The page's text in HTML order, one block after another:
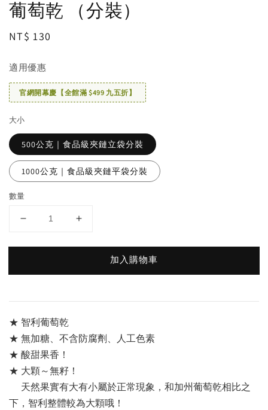
葡萄乾 （分裝）
Regular
NT$ 130
適用優惠
官網開幕慶【全館滿 $499 九五折】
大小
500公克｜食品級夾鏈立袋分裝
1000公克｜食品級夾鏈平袋分裝
數量
加入購物車
★ 智利葡萄乾
★ 無加糖、不含防腐劑、人工色素
★ 酸甜果香！
★ 大顆～無籽！
天然果實有大有小屬於正常現象，和加州葡萄乾相比之
下，智利整體較為大顆哦！